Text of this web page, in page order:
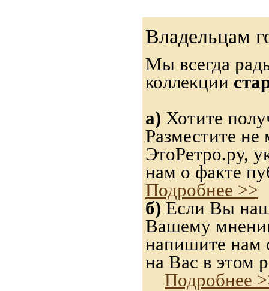
Владельцам
Мы всегда
коллекции
а) Хотите
Разместите
ЭтоРетро.ру,
нам о факте
Подробнее >>
б) Если Вы
Вашему
напишите нам
на Вас в этом
Подробнее